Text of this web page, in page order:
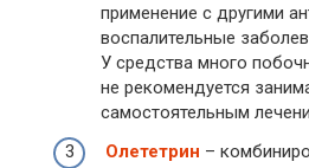
применение с другими
воспалительные
У средства много
не рекомендуется
самостоятельным
Олететрин –